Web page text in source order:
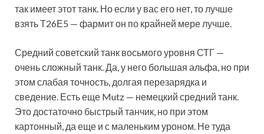
так имеет этот танк. Но если у вас его нет, то лучше
взять Т26Е5 — фармит он по крайней мере лучше.
Средний советский танк восьмого уровня СТГ —
очень сложный танк. Да, у него большая альфа, но при
этом слабая точность, долгая перезарядка и
сведение. Есть еще Mutz — немецкий средний танк.
Это достаточно быстрый танчик, но при этом
картонный, да еще и с маленьким уроном. Не туда